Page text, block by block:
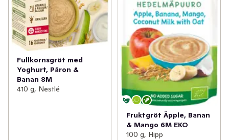
Fullkornsgröt med
Yoghurt, Päron &
Banan 8M
410 g, Nestlé
Fruktgröt Äpple, Banan
& Mango 6M EKO
100 g, Hipp